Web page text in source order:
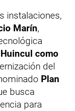
instalaciones,
Marín,
como
del
Plan
busca
para